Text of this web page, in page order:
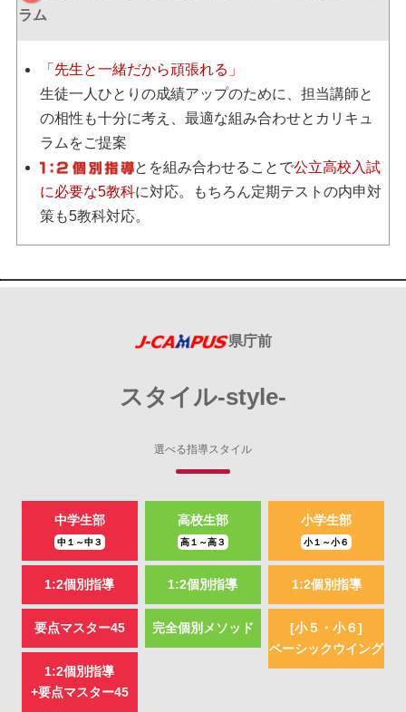
ラム
「先生と一緒だから頑張れる」
生徒一人ひとりの成績アップのために、担当講師と
の相性も十分に考え、最適な組み合わせとカリキュ
ラムをご提案
と を組み合わせることで公立高校入試
に必要な5教科に対応。もちろん定期テストの内申対
策も5教科対応。
県庁前
スタイル-style-
選べる指導スタイル
中学生部
中１～中３
1:2個別指導
要点マスター45
1:2個別指導
+要点マスター45
高校生部
高１～高３
1:2個別指導
完全個別 メソッド
小学生部
小１～小６
1:2個別指導
[小５・小６]
ベーシックウイング